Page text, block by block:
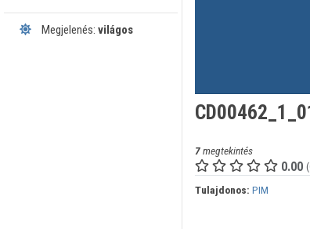
Megjelenés: világos
7megtekintés
0.00
Tulajdonos: PIM